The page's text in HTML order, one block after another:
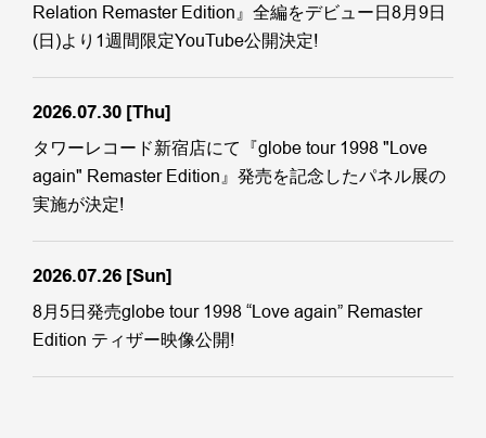
Relation Remaster Edition』全編をデビュー日8月9日
(日)より1週間限定YouTube公開決定!
2026.07.30 [Thu]
タワーレコード新宿店にて『globe tour 1998 "Love
again" Remaster Edition』発売を記念したパネル展の
実施が決定!
2026.07.26 [Sun]
8月5日発売globe tour 1998 “Love again” Remaster
Edition ティザー映像公開!